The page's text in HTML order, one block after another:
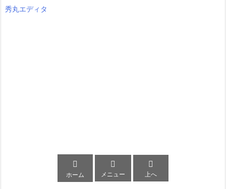
秀丸エディタ

ホーム

メニュー

上へ